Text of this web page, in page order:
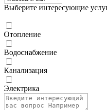
Выберите интересующие
Отопление
Водоснабжение
Канализация
Электрика